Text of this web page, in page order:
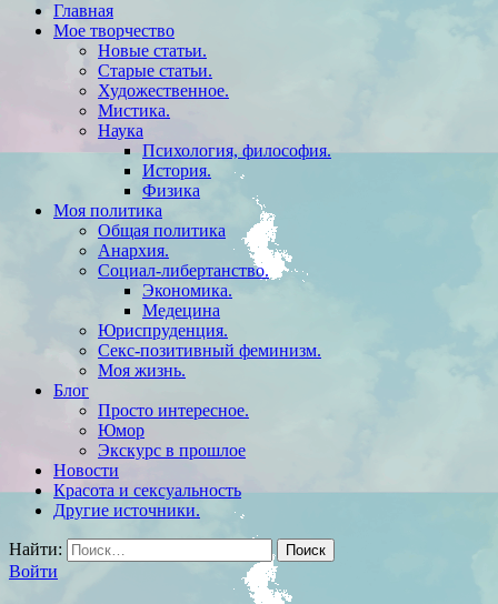
Главная
Мое творчество
Новые статьи.
Старые статьи.
Художественное.
Мистика.
Наука
Психология, философия.
История.
Физика
Моя политика
Общая политика
Анархия.
Социал-либертанство.
Экономика.
Медецина
Юриспруденция.
Секс-позитивный феминизм.
Моя жизнь.
Блог
Просто интересное.
Юмор
Экскурс в прошлое
Новости
Красота и сексуальность
Другие источники.
Найти:
Войти